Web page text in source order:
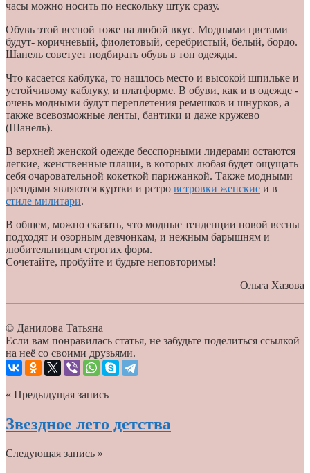
часы можно носить по нескольку штук сразу.
Обувь этой весной тоже на любой вкус. Модными цветами
будут- коричневый, фиолетовый, серебристый, белый, бордо.
Шанель советует подбирать обувь в тон одежды.
Что касается каблука, то нашлось место и высокой шпильке и
устойчивому каблуку, и платформе. В обуви, как и в одежде -
очень модными будут переплетения ремешков и шнурков, а
также всевозможные ленты, бантики и даже кружево
(Шанель).
В верхней женской одежде бесспорными лидерами остаются
легкие, женственные плащи, в которых любая будет ощущать
себя очаровательной кокеткой парижанкой. Также модными
трендами являются куртки и ретро ветровки женские и в
стиле милитари.
В общем, можно сказать, что модные тенденции новой весны
подходят и озорным девчонкам, и нежным барышням и
любительницам строгих форм.
Сочетайте, пробуйте и будьте неповторимы!
Ольга Хазова
© Данилова Татьяна
Если вам понравилась статья, не забудьте поделиться ссылкой
на неё со своими друзьями.
« Предыдущая запись
Звездное лето детства
Следующая запись »